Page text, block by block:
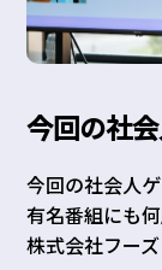
今回の社
今回の社会人ゲ
有名番組にも
株式会社フー